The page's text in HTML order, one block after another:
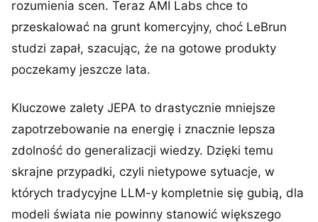
rozumienia scen. Teraz AMI Labs chce to
przeskalować na grunt komercyjny, choć LeBrun
studzi zapał, szacując, że na gotowe produkty
poczekamy jeszcze lata.
Kluczowe zalety JEPA to drastycznie mniejsze
zapotrzebowanie na energię i znacznie lepsza
zdolność do generalizacji wiedzy. Dzięki temu
skrajne przypadki, czyli nietypowe sytuacje, w
których tradycyjne LLM-y kompletnie się gubią, dla
modeli świata nie powinny stanowić większego